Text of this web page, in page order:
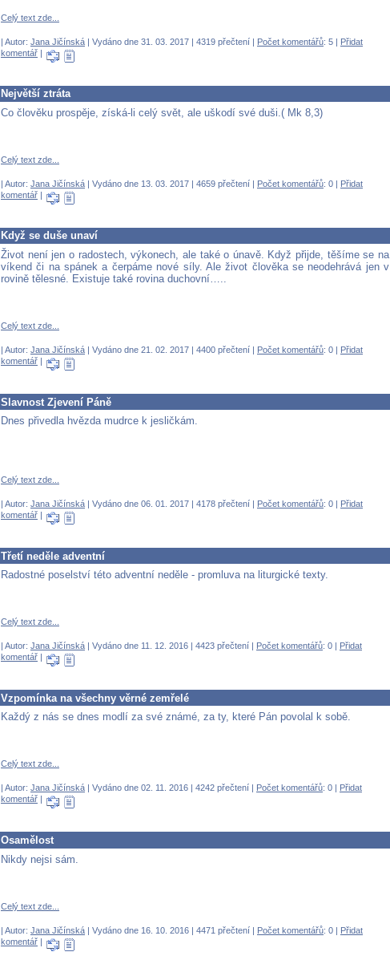
Celý text zde...
| Autor: Jana Jičínská | Vydáno dne 31. 03. 2017 | 4319 přečtení | Počet komentářů: 5 | Přidat
komentář |
Největší ztráta
Co člověku prospěje, získá-li celý svět, ale uškodí své duši.( Mk 8,3)
Celý text zde...
| Autor: Jana Jičínská | Vydáno dne 13. 03. 2017 | 4659 přečtení | Počet komentářů: 0 | Přidat
komentář |
Když se duše unaví
Život není jen o radostech, výkonech, ale také o únavě. Když přijde, těšíme se na
víkend či na spánek a čerpáme nové síly. Ale život člověka se neodehrává jen v
rovině tělesné. Existuje také rovina duchovní…..
Celý text zde...
| Autor: Jana Jičínská | Vydáno dne 21. 02. 2017 | 4400 přečtení | Počet komentářů: 0 | Přidat
komentář |
Slavnost Zjevení Páně
Dnes přivedla hvězda mudrce k jesličkám.
Celý text zde...
| Autor: Jana Jičínská | Vydáno dne 06. 01. 2017 | 4178 přečtení | Počet komentářů: 0 | Přidat
komentář |
Třetí neděle adventní
Radostné poselství této adventní neděle - promluva na liturgické texty.
Celý text zde...
| Autor: Jana Jičínská | Vydáno dne 11. 12. 2016 | 4423 přečtení | Počet komentářů: 0 |
Přidat
komentář
Vzpomínka na všechny věrné zemřelé
Každý z nás se dnes modlí za své známé, za ty, které Pán povolal k sobě.
Celý text zde...
| Autor: Jana Jičínská | Vydáno dne 02. 11. 2016 | 4242 přečtení | Počet komentářů: 0 |
Přidat
komentář
Osamělost
Nikdy nejsi sám.
Celý text zde...
| Autor: Jana Jičínská | Vydáno dne 16. 10. 2016 | 4471 přečtení | Počet komentářů: 0 | Přidat
komentář |